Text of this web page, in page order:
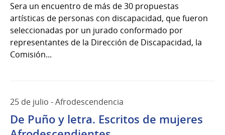
Sera un encuentro de más de 30 propuestas
artísticas de personas con discapacidad, que fueron
seleccionadas por un jurado conformado por
representantes de la Dirección de Discapacidad, la
Comisión...
25 de julio - Afrodescendencia
De Puño y letra. Escritos de mujeres